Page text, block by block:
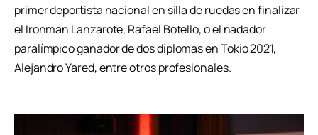
primer deportista nacional en silla de ruedas en finalizar
el Ironman Lanzarote, Rafael Botello, o el nadador
paralímpico ganador de dos diplomas en Tokio 2021,
Alejandro Yared, entre otros profesionales.